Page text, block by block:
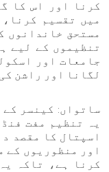
کرنا اور اس کا
میں تقسیم
مستحق خاندانوں
تنظیموں کے لیے
جامعات اور
لگانا اور راشن
ساتواں: کینسر کے
یہ تنظیم مفت
اسپتال کا مقصد
اور منظوریوں کے
کرنا ہے، تاکہ